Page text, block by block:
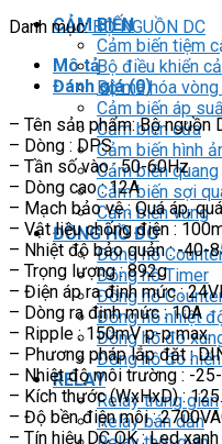
CẢM BIẾN
Cảm biến tiệm
Bộ điều khiển
Bộ mã hóa
Cảm biến áp
Cảm biến cửa
Cảm biến hình
Cảm biến quang
Cảm biến sợi
Cảm biến vùng
ĐỒNG HỒ ĐO
Đồng hồ
Đồng hồ Timer
Đồng hồ
Đồng hồ nhiệt
Đồng hồ đo
Đồng hồ đo
RELAY
Relay trung gian
Relay bán dẫn
Danh mục:BỘ NGUỒN DC
Mô tả
Đánh giá (0)
– Tên sản phẩm: Bộ nguồn
– Dòng : DPS
– Tần số vào : 50-60Hz
– Dòng cao : 12A
– Mạch bảo vệ : Quá áp,
– Vật liệu chống điện :
– Nhiệt độ bảo quản : -40-
– Trọng lượng : 892g
– Điện áp ra định mức :
– Dòng ra định mức : 10A
– Ripple : 150mV p-p max.
– Phương pháp lắp đặt :
– Nhiệt độ môi trường : -
– Kích thước (WxHxD) :
– Độ bền điện môi :
– Tín hiệu DC OK : Led